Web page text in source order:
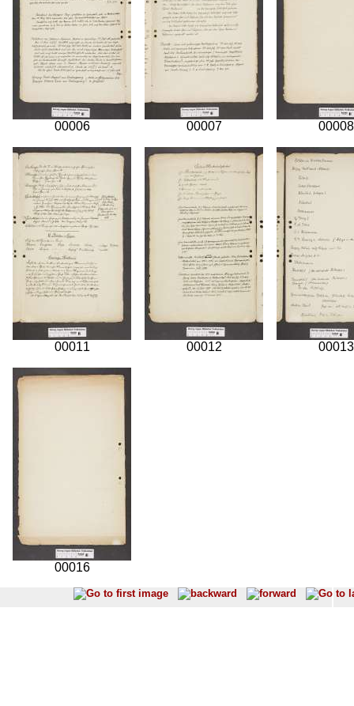
00006 00007 00008
00011 00012 00013
00016